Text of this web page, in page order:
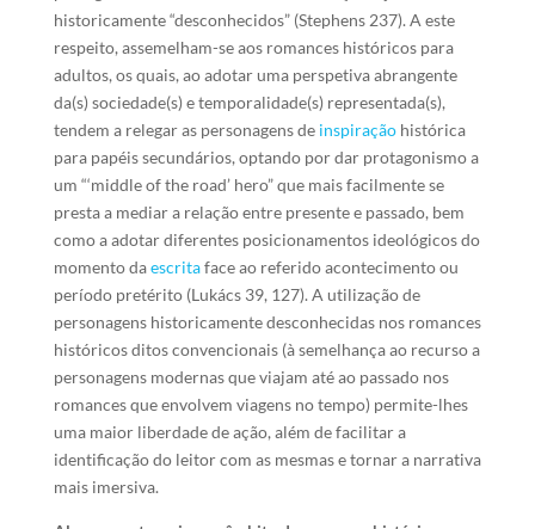
historicamente “desconhecidos” (Stephens 237). A este
respeito, assemelham-se aos romances históricos para
adultos, os quais, ao adotar uma perspetiva abrangente
da(s) sociedade(s) e temporalidade(s) representada(s),
tendem a relegar as personagens de inspiraçãohistórica
para papéis secundários, optando por dar protagonismo a
um “‘middle of the road’ hero” que mais facilmente se
presta a mediar a relação entre presente e passado, bem
como a adotar diferentes posicionamentos ideológicos do
momento daescritaface ao referido acontecimento ou
período pretérito (Lukács 39, 127). A utilização de
personagens historicamente desconhecidas nos romances
históricos ditos convencionais (à semelhança ao recurso a
personagens modernas que viajam até ao passado nos
romances que envolvem viagens no tempo) permite-lhes
uma maior liberdade de ação, além de facilitar a
identificação do leitor com as mesmas e tornar a narrativa
mais imersiva.